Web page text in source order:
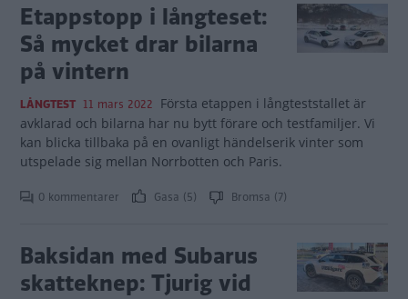
Etappstopp i långteset:
Så mycket drar bilarna
på vintern
LÅNGTEST 11 mars 2022 Första etappen i långteststallet är
avklarad och bilarna har nu bytt förare och testfamiljer. Vi
kan blicka tillbaka på en ovanligt händelserik vinter som
utspelade sig mellan Norrbotten och Paris.
0 kommentarer Gasa (5) Bromsa (7)
Baksidan med Subarus
skatteknep: Tjurig vid